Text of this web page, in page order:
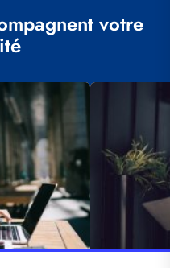
votre
Illustration